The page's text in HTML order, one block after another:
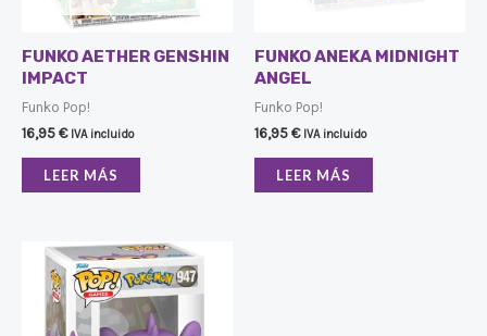
FUNKO AETHER GENSHIN
IMPACT
Funko Pop!
16,95€ IVA incluido
LEER MÁS
FUNKO ANEKA MIDNIGHT
ANGEL
Funko Pop!
16,95€ IVA incluido
LEER MÁS